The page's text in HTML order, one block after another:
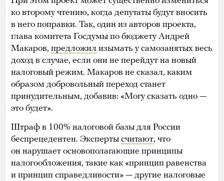
ко второму чтению, когда депутаты будут вносить
в него поправки. Так, один из авторов проекта,
глава комитета Госдумы по бюджету Андрей
Макаров, предложил изымать у самозанятых весь
доход в случае, если они не перейдут на новый
налоговый режим. Макаров не сказал, каким
образом добровольный переход станет
принудительным, добавив: «Могу сказать одно —
это будет».
Штраф в 100% налоговой базы для России
беспрецедентен. Эксперты считают, что
он нарушает основополагающие принципы
налогообложения, такие как «принцип равенства
и принцип справедливости» — другие налоговые